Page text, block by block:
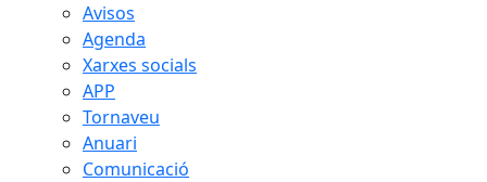
Avisos
Agenda
Xarxes socials
APP
Tornaveu
Anuari
Comunicació